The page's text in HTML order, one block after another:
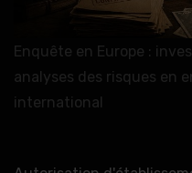
Enquête en Europe :
analyses des risques en
international